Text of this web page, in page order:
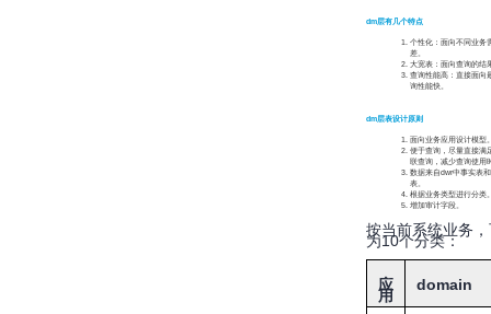
dm层有几个特点
个性化：面向不同业务
差。
大宽表：面向查询的结
查询性能高：直接面向
询性能快。
dm层表设计原则
面向业务应用设计模型
便于查询，尽量直接满
联查询，减少查询使用
数据来自dwr中事实表
表。
根据业务类型进行分类
增加审计字段。
按当前系统业务
为10个分类：
应
用
domain